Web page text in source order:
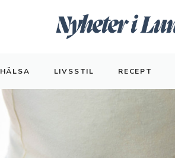
HÄLSA LIVSSTIL RECEPT